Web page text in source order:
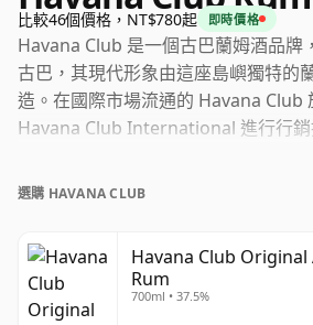
比較46個價格，NT$780起 即時價格
Havana Club 是一個古巴蘭姆酒品牌
古巴，其現代形象由這座島嶼獨特的
造。在國際市場流通的 Havana Club
Havana Club International 進行行
長期存在的商標爭議，另有一款由
古巴系列產品以西班牙風格的輕盈蘭
柱式蒸餾工藝，經過陳年與調配，追
的甜膩感。其風格傾向於純淨的甘蔗
選購 HAVANA CLUB
Havana Club
Rum
700ml • 37.5%